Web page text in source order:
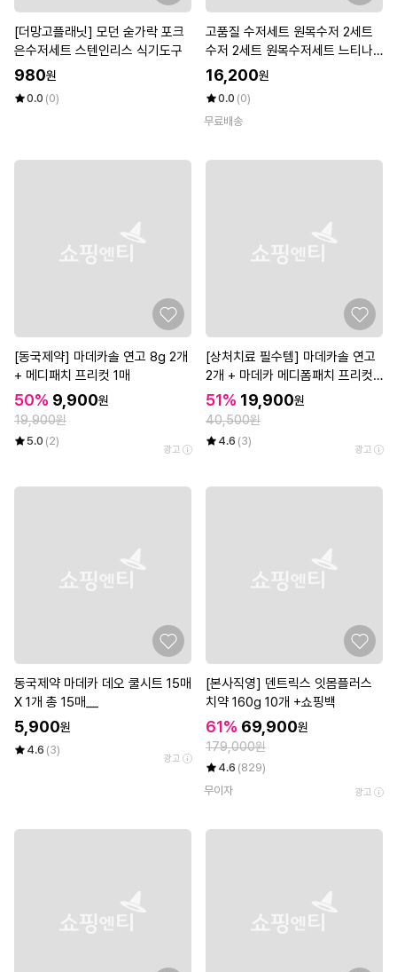
[더망고플래닛] 모던 숟가락 포크
은수저세트 스텐인리스 식기도구
980원
0.0 (0)
고품질 수저세트 원목수저 2세트
수저 2세트 원목수저세트 느티나
무 (WFKHKMI)
16,200원
0.0 (0)
무료배송
[동국제약] 마데카솔 연고 8g 2개
+ 메디패치 프리컷 1매
50% 9,900원
19,900원
5.0 (2)
광고
[상처치료 필수템] 마데카솔 연고
2개 + 마데카 메디폼패치 프리컷
2매*3개
51% 19,900원
40,500원
4.6 (3)
광고
동국제약 마데카 데오 쿨시트 15매
X 1개 총 15매__
5,900원
4.6 (3)
광고
[본사직영] 덴트릭스 잇몸플러스
치약 160g 10개 +쇼핑백
61% 69,900원
179,000원
4.6 (829)
무이자
광고